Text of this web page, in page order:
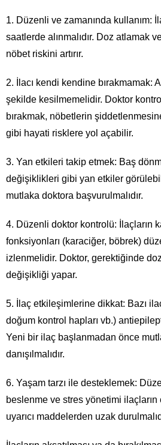
1. Düzenli ve zamanında kullanım:
saatlerde alınmalıdır. Doz atlamak
nöbet riskini artırır.
2. İlacı kendi kendine bırakmamak:
şekilde kesilmemelidir. Doktor
bırakmak, nöbetlerin
gibi hayati risklere yol açabilir.
3. Yan etkileri takip etmek: Baş
değişiklikleri gibi yan etkiler
mutlaka doktora başvurulmalıdır.
4. Düzenli doktor kontrolü: İlaçların
fonksiyonları (karaciğer, böbrek)
izlenmelidir. Doktor, gerektiğinde
değişikliği yapar.
5. İlaç etkileşimlerine dikkat: Bazı
doğum kontrol hapları vb.)
Yeni bir ilaç başlanmadan önce
danışılmalıdır.
6. Yaşam tarzı ile desteklemek:
beslenme ve stres yönetimi ilaçların
uyarıcı maddelerden uzak